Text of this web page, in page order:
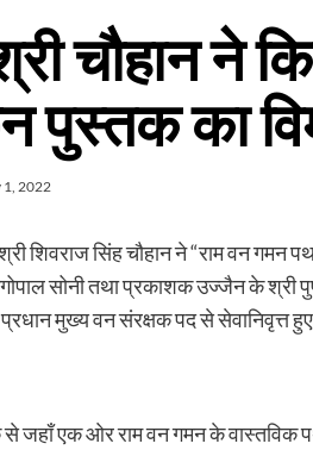
चौहान ने
पुस्तक का
1, 2022
शिवराज सिंह चौहान ने “राम वन गमन
सोनी तथा प्रकाशक उज्जैन के श्री
मुख्य वन संरक्षक पद से सेवानिवृत्त
से जहाँ एक ओर राम वन गमन के वास्तविक